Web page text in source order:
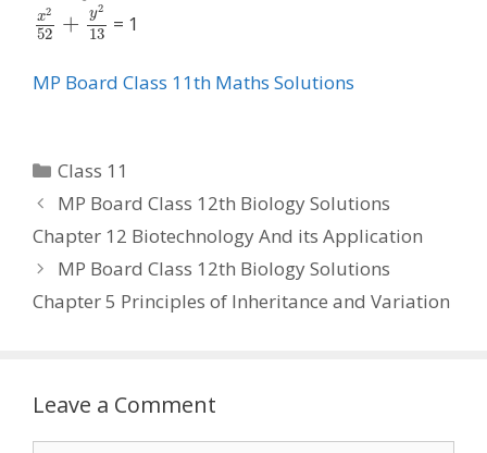
x2
52 + y2
13 = 1
MP Board Class 11th Maths Solutions
Categories
Class 11
MP Board Class 12th Biology Solutions
Chapter 12 Biotechnology And its Application
MP Board Class 12th Biology Solutions
Chapter 5 Principles of Inheritance and Variation
Leave a Comment